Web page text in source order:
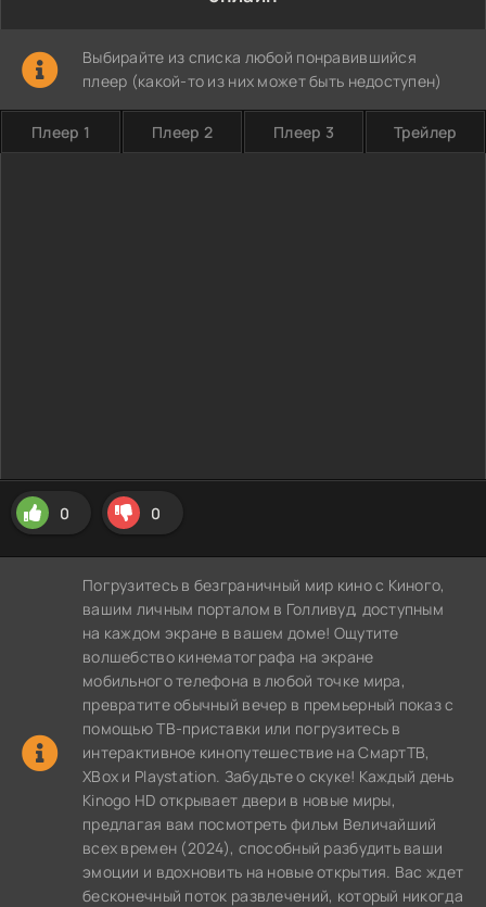
Выбирайте из списка любой понравившийся
плеер (какой-то из них может быть недоступен)
Плеер 1 Плеер 2 Плеер 3 Трейлер
0 0
Погрузитесь в безграничный мир кино с Киного,
вашим личным порталом в Голливуд, доступным
на каждом экране в вашем доме! Ощутите
волшебство кинематографа на экране
мобильного телефона в любой точке мира,
превратите обычный вечер в премьерный показ с
помощью ТВ-приставки или погрузитесь в
интерактивное кинопутешествие на СмартТВ,
XBox и Playstation. Забудьте о скуке! Каждый день
Kinogo HD открывает двери в новые миры,
предлагая вам посмотреть фильм Величайший
всех времен (2024), способный разбудить ваши
эмоции и вдохновить на новые открытия. Вас ждет
бесконечный поток развлечений, который никогда